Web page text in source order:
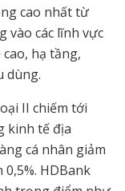
cao nhất từ
vào các lĩnh vực
hạ tầng,
dùng.
II chiếm tới
kinh tế địa
cá nhân giảm
HDBank